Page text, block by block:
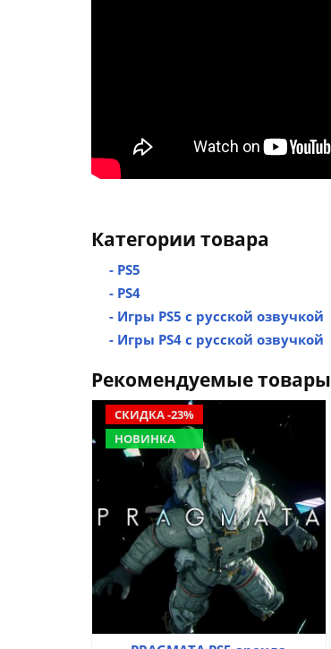
Категории товара
- PS5
- PS4
- Игры PS5 с русской озвучкой
- Игры PS4 с русской озвучкой
Рекомендуемые товары
СКИДКА -23%
НОВИНКА